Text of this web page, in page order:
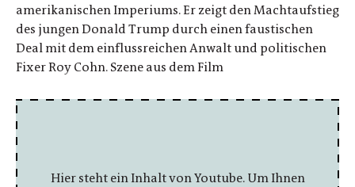
amerikanischen Imperiums. Er zeigt den Machtaufstieg
des jungen Donald Trump durch einen faustischen
Deal mit dem einflussreichen Anwalt und politischen
Fixer Roy Cohn. Szene aus dem Film
Hier steht ein Inhalt von Youtube. Um Ihnen